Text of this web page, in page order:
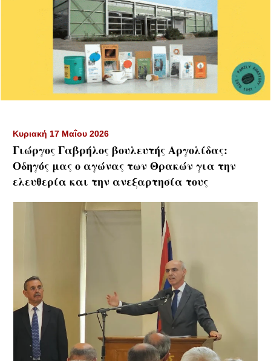
Κυριακή 17 Μαΐου 2026
Γιώργος Γαβρήλος βουλευτής Αργολίδας:
Οδηγός μας ο αγώνας των Θρακών για την
ελευθερία και την ανεξαρτησία τους